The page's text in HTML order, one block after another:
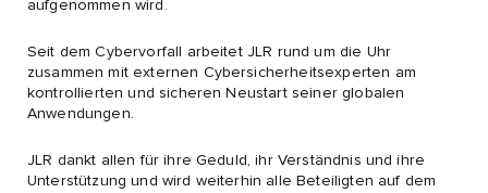
aufgenommen wird.​
Seit dem Cybervorfall arbeitet JLR rund um die Uhr
zusammen mit externen Cybersicherheitsexperten am
kontrollierten und sicheren Neustart seiner globalen
Anwendungen.​
JLR dankt allen für ihre Geduld, ihr Verständnis und ihre
Unterstützung und wird weiterhin alle Beteiligten auf dem